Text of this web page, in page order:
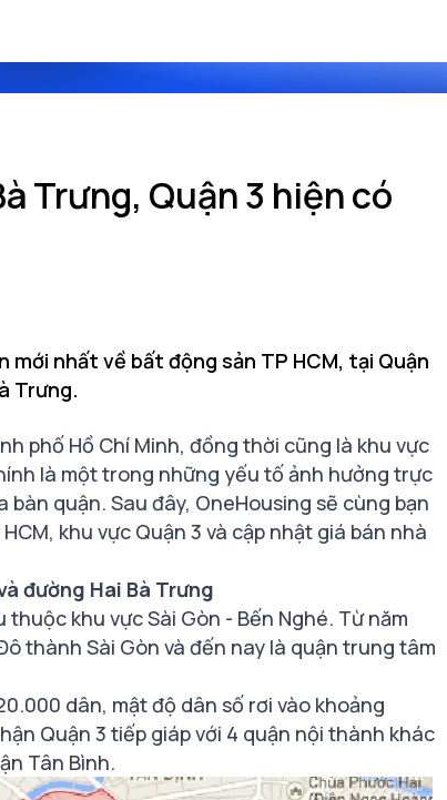
Trưng, Quận 3 hiện có
nhất về bất động sản TP HCM, tại Quận
Trưng.
phố Hồ Chí Minh, đồng thời cũng là khu vực
là một trong những yếu tố ảnh hưởng trực
quận. Sau đây, OneHousing sẽ cùng bạn
khu vực Quận 3 và cập nhật giá bán nhà
đường Hai Bà Trưng
khu vực Sài Gòn - Bến Nghé. Từ năm
thành Sài Gòn và đến nay là quận trung tâm
dân, mật độ dân số rơi vào khoảng
Quận 3 tiếp giáp với 4 quận nội thành khác
Tân Bình.